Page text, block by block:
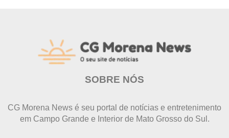
SOBRE NÓS
CG Morena News é seu portal de notícias e entretenimento
em Campo Grande e Interior de Mato Grosso do Sul.